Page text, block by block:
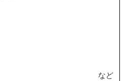
など